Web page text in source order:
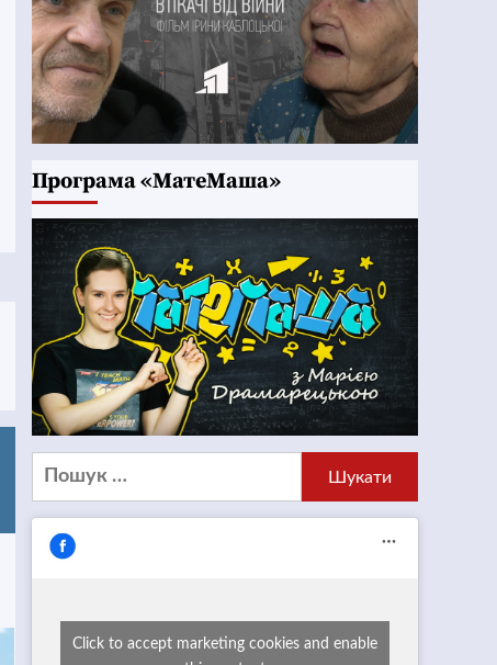
Програма «МатеМаша»
Пошук:
Click to accept marketing cookies and enable